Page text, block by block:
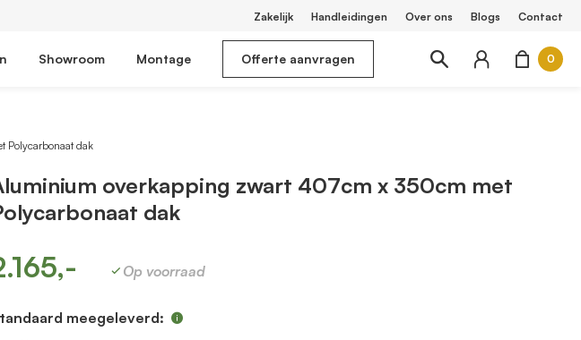
Zakelijk Handleidingen Over ons Blogs Contact
Showroom Montage Offerte aanvragen 0
dak
overkapping zwart 407cm x 350cm met
dak
Op voorraad
meegeleverd: